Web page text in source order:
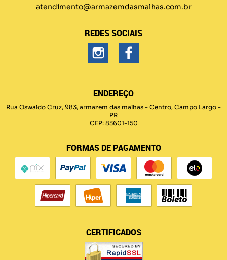
atendimento@armazemdasmalhas.com.br
REDES SOCIAIS
ENDEREÇO
Rua Oswaldo Cruz, 983, armazem das malhas - Centro, Campo Largo -
PR
CEP: 83601-150
FORMAS DE PAGAMENTO
CERTIFICADOS